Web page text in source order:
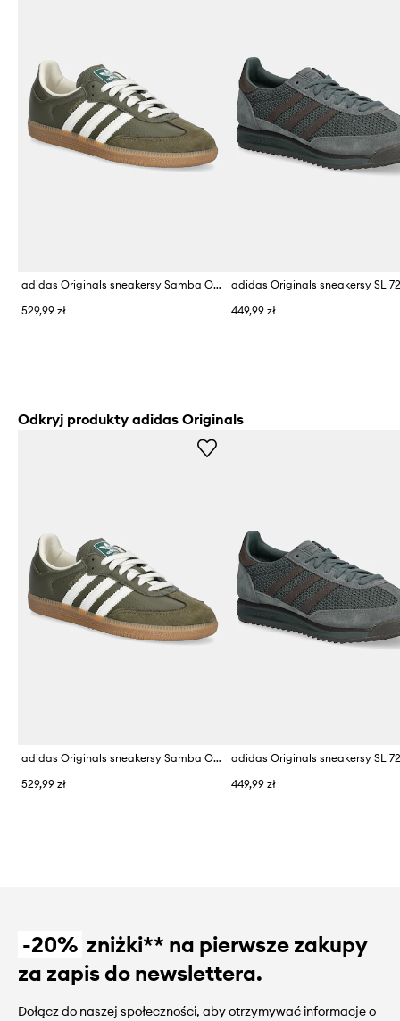
adidas Originals sneakersy Samba Og
529,99 zł
adidas Originals sneakersy SL
449,99 zł
Odkryj produkty adidas Originals
adidas Originals sneakersy Samba Og
529,99 zł
adidas Originals sneakersy SL
449,99 zł
-20% zniżki** na pierwsze zakupy
za zapis do newslettera.
Dołącz do naszej społeczności, aby otrzymywać informacje o